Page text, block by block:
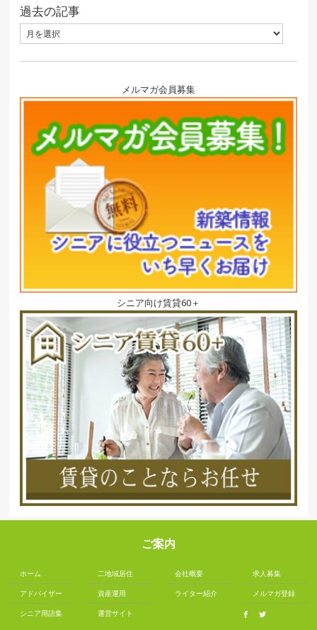
過去の記事
メルマガ会員募集
シニア向け賃貸60＋
ご案内
ホーム
アドバイザー
シニア用語集
二地域居住
資産運用
運営サイト
会社概要
ライター紹介
求人募集
メルマガ登録